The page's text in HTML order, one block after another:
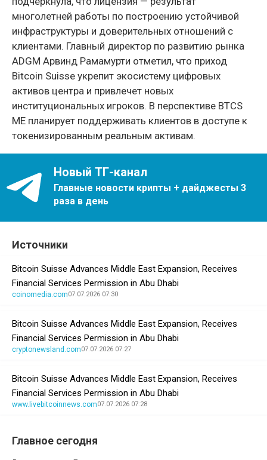
многолетней работы по построению устойчивой
инфраструктуры и доверительных отношений с
клиентами. Главный директор по развитию рынка
ADGM Арвинд Рамамурти отметил, что приход
Bitcoin Suisse укрепит экосистему цифровых
активов центра и привлечет новых
институциональных игроков. В перспективе BTCS
ME планирует поддерживать клиентов в доступе к
токенизированным реальным активам.
Новый ТГ-канал
Главные новости крипты + дайджесты 3
раза в день
Источники
Bitcoin Suisse Advances Middle East Expansion, Receives
Financial Services Permission in Abu Dhabi
coinomedia.com07.07.2026 07:30
Bitcoin Suisse Advances Middle East Expansion, Receives
Financial Services Permission in Abu Dhabi
cryptonewsland.com07.07.2026 07:27
Bitcoin Suisse Advances Middle East Expansion, Receives
Financial Services Permission in Abu Dhabi
www.livebitcoinnews.com07.07.2026 07:28
Главное сегодня